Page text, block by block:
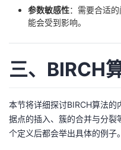
参数敏感性：需要合适
能会受到影响。
三、BIRCH
本节将详细探讨BIRCH算法
据点的插入、簇的合并与分裂
个定义后都会举出具体的例子。